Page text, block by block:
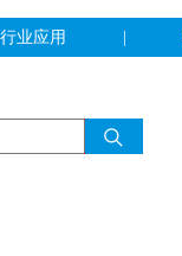
行业应用